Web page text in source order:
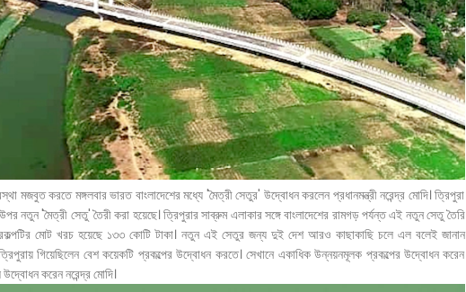
মজবুত করতে মঙ্গলবার ভারত বাংলাদেশের মধ্যে 'মৈত্রী সেতুর' উদ্বোধন করলেন প্রধানমন্ত্রী নরেন্দ্র মোদি। ত্রিপুরা
নতুন 'মৈত্রী সেতু' তৈরী করা হয়েছে। ত্রিপুরার সাব্রুম এলাকার সঙ্গে বাংলাদেশের রামগড় পর্যন্ত এই নতুন সেতু তৈরি
মোট খরচ হয়েছে ১৩৩ কোটি টাকা। নতুন এই সেতুর জন্য দুই দেশ আরও কাছাকাছি চলে এল বলেই জানান
ত্রিপুরায় গিয়েছিলেন বেশ কয়েকটি প্রকল্পের উদ্বোধন করতে। সেখানে একাধিক উন্নয়নমূলক প্রকল্পের উদ্বোধন করেন
উদ্বোধন করেন নরেন্দ্র মোদি।